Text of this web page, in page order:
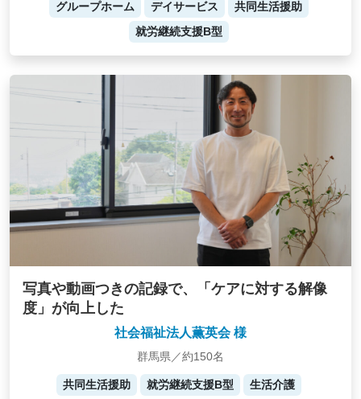
グループホーム デイサービス
共同生活援助
就労継続支援B型
写真や動画つきの記録で、「ケアに対する解像
度」が向上した
社会福祉法人薫英会 様
群馬県／約150名
共同生活援助 就労継続支援B型
生活介護